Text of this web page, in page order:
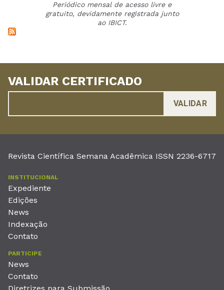
Periódico mensal de acesso livre e
gratuito, devidamente registrada junto
ao IBICT.
VALIDAR CERTIFICADO
Revista Científica Semana Acadêmica ISSN 2236-6717
INSTITUCIONAL
Expediente
Edições
News
Indexação
Contato
PARTICIPE
News
Contato